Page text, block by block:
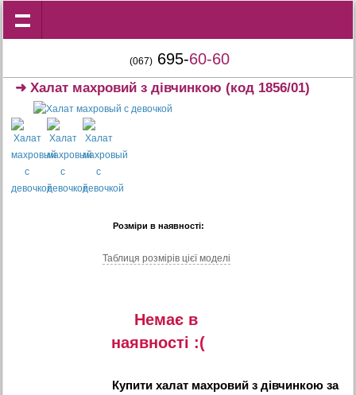
(067) 695-60-60
➜Халат махровий з дівчинкою (код 1856/01)
Розміри в наявності:
Таблиця розмiрiв цiєї моделi
Немає в
наявностi :(
Купитихалат махровий з дівчинкою за